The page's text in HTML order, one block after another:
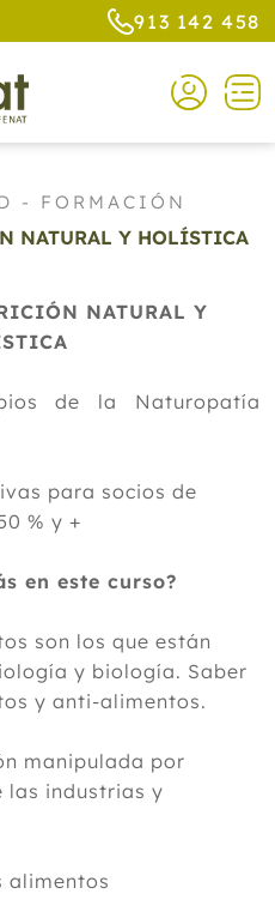
913 142 458
- FORMACIÓN
NATURAL Y HOLÍSTICA
NATURAL Y
de la Naturopatía
para socios de
% y +
en este curso?
son los que están
y biología. Saber
y anti-alimentos.
manipulada por
las industrias y
alimentos